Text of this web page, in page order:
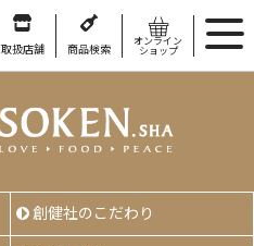
取扱店舗 商品検索
オンライン
ショップ
創健社のこだわり